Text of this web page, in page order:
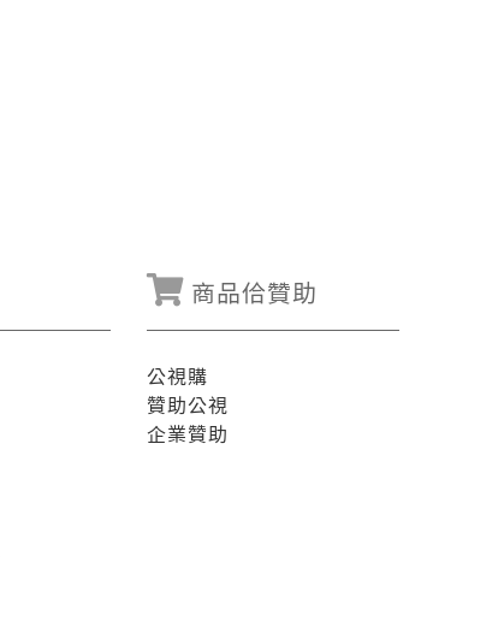
商品佮贊助
公視購
贊助公視
企業贊助